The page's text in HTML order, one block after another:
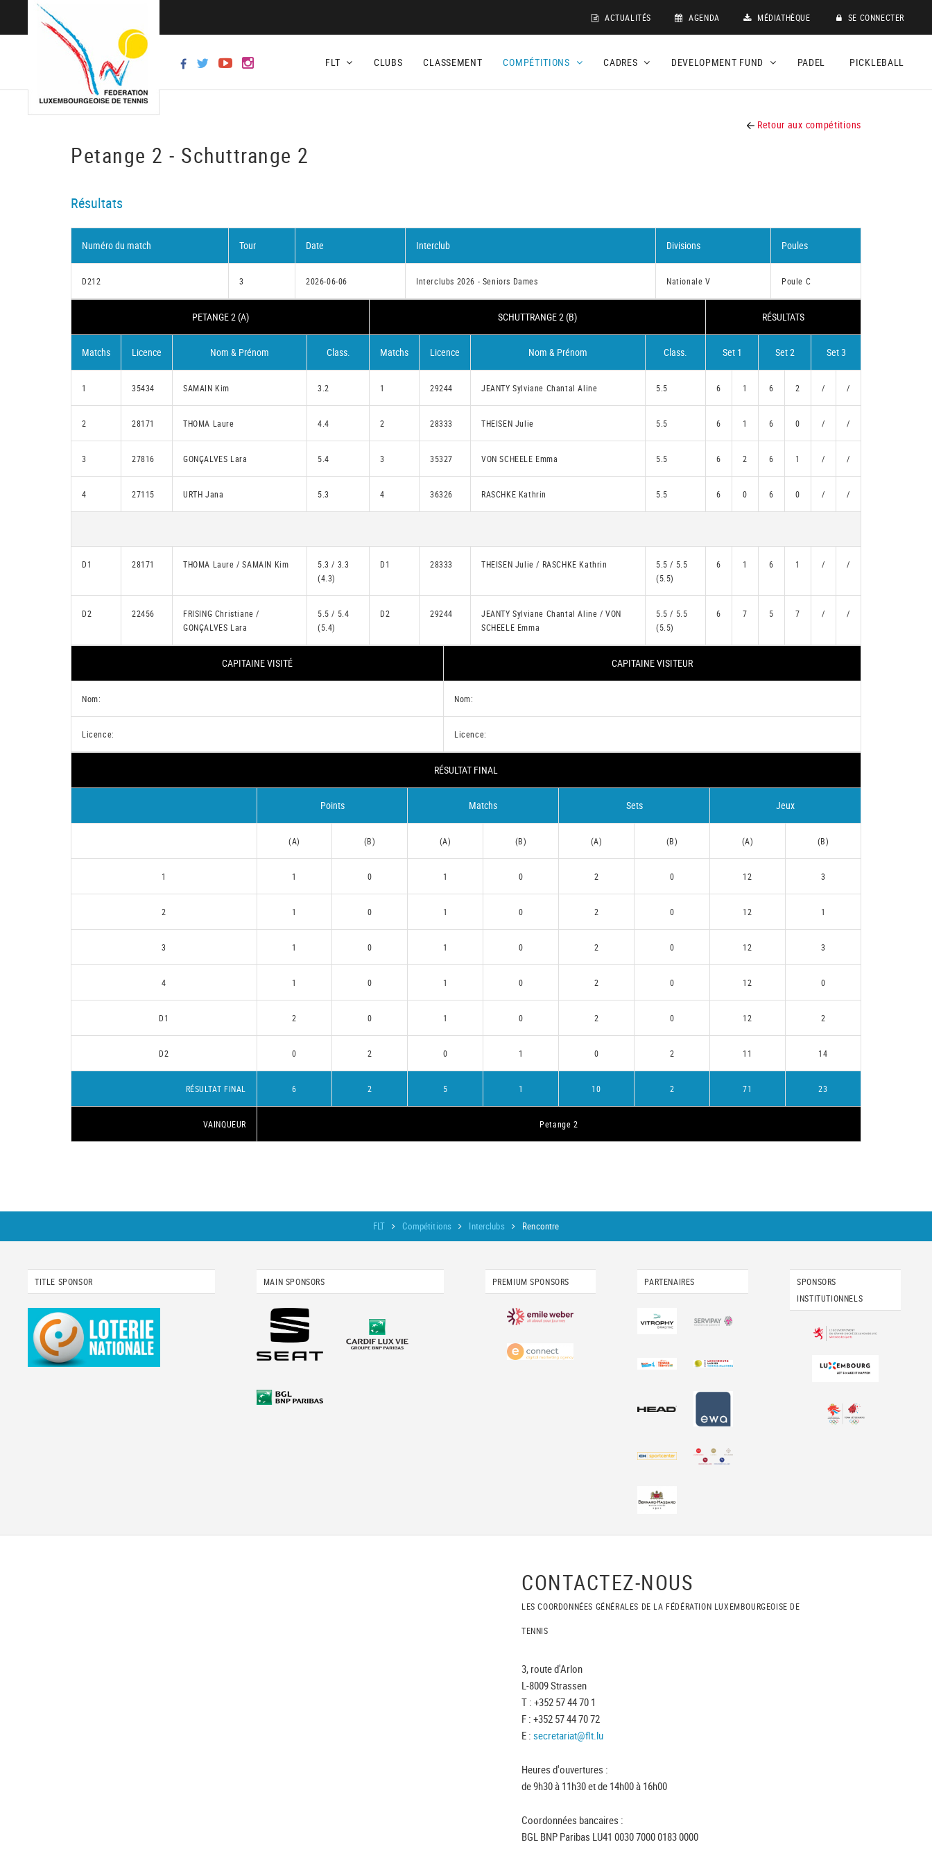
ACTUALITÉS AGENDA MÉDIATHÈQUE SE CONNECTER
FLT CLUBS CLASSEMENT COMPÉTITIONS CADRES DEVELOPMENT FUND PADEL PICKLEBALL
Retour aux compétitions
Petange 2 - Schuttrange 2
Résultats
Numéro du match Tour Date Interclub Divisions Poules
D212 3 2026-06-06 Interclubs 2026 - Seniors Dames Nationale V Poule C
PETANGE 2 (A) SCHUTTRANGE 2 (B) RÉSULTATS
Matchs Licence Nom & Prénom Class. Matchs Licence Nom & Prénom Class. Set 1 Set 2 Set 3
1 35434 SAMAIN Kim 3.2 1 29244 JEANTY Sylviane Chantal Aline 5.5 6 1 6 2 / /
2 28171 THOMA Laure 4.4 2 28333 THEISEN Julie 5.5 6 1 6 0 / /
3 27816 GONÇALVES Lara 5.4 3 35327 VON SCHEELE Emma 5.5 6 2 6 1 / /
4 27115 URTH Jana 5.3 4 36326 RASCHKE Kathrin 5.5 6 0 6 0 / /
D1 28171 THOMA Laure / SAMAIN Kim
5.3 / 3.3
(4.3)
D1 28333 THEISEN Julie / RASCHKE Kathrin
5.5 / 5.5
(5.5)
6 1 6 1 / /
D2 22456
FRISING Christiane /
GONÇALVES Lara
5.5 / 5.4
(5.4)
D2 29244
JEANTY Sylviane Chantal Aline / VON
SCHEELE Emma
5.5 / 5.5
(5.5)
6 7 5 7 / /
CAPITAINE VISITÉ CAPITAINE VISITEUR
Nom: Nom:
Licence: Licence:
RÉSULTAT FINAL
Points Matchs Sets Jeux
(A) (B) (A) (B) (A) (B) (A) (B)
1 1 0 1 0 2 0 12 3
2 1 0 1 0 2 0 12 1
3 1 0 1 0 2 0 12 3
4 1 0 1 0 2 0 12 0
D1 2 0 1 0 2 0 12 2
D2 0 2 0 1 0 2 11 14
RÉSULTAT FINAL 6 2 5 1 10 2 71 23
VAINQUEUR Petange 2
FLT Compétitions Interclubs Rencontre
TITLE SPONSOR MAIN SPONSORS PREMIUM SPONSORS PARTENAIRES
SPONSORS
INSTITUTIONNELS
CONTACTEZ-NOUS
LES COORDONNÉES GÉNÉRALES DE LA FÉDÉRATION LUXEMBOURGEOISE DE
TENNIS
3, route d'Arlon
L-8009 Strassen
T : +352 57 44 70 1
F : +352 57 44 70 72
E : secretariat@flt.lu
Heures d'ouvertures :
de 9h30 à 11h30 et de 14h00 à 16h00
Coordonnées bancaires :
BGL BNP Paribas LU41 0030 7000 0183 0000